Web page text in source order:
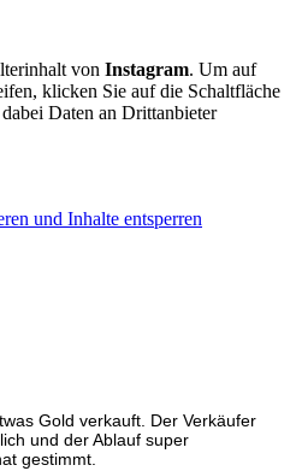
von Instagram. Um auf
klicken Sie auf die Schaltfläche
Daten an Drittanbieter
und Inhalte entsperren
Gold verkauft. Der Verkäufer
und der Ablauf super
gestimmt.